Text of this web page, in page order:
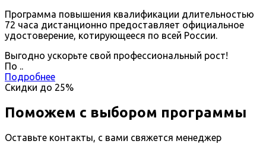
Программа повышения квалификации длительностью
72 часа дистанционно предоставляет официальное
удостоверение, котирующееся по всей России.
Выгодно ускорьте свой профессиональный рост!
По ..
Подробнее
Скидки до 25%
Поможем с выбором программы
Оставьте контакты, с вами свяжется менеджер